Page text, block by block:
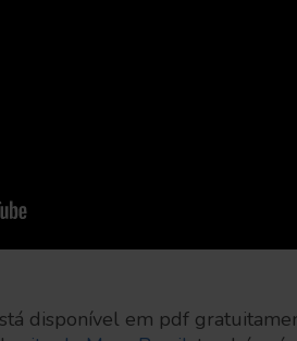
disponível em pdf